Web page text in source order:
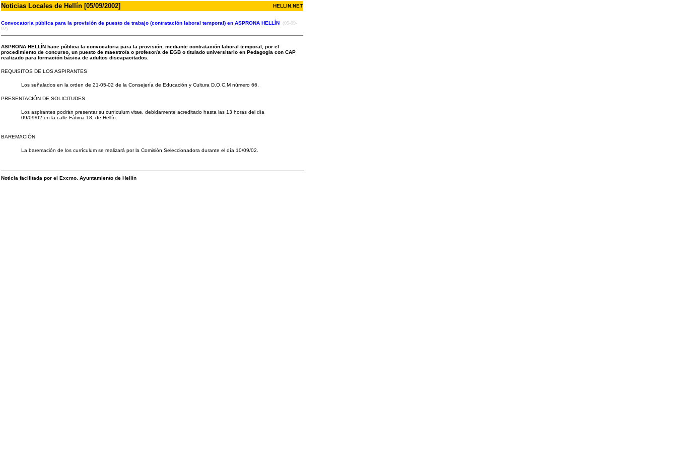
Noticias Locales de Hellín [05/09/2002] HELLIN.NET
Convocatoria pública para la provisión de puesto de trabajo (contratación laboral temporal) en ASPRONA HELLÍN (05-09-
02)
ASPRONA HELLÍN hace pública la convocatoria para la provisión, mediante contratación laboral temporal, por el
procedimiento de concurso, un puesto de maestro/a o profesor/a de EGB o titulado universitario en Pedagogía con CAP
realizado para formación básica de adultos discapacitados.
REQUISITOS DE LOS ASPIRANTES
Los señalados en la orden de 21-05-02 de la Consejería de Educación y Cultura D.O.C.M número 66.
PRESENTACIÓN DE SOLICITUDES
Los aspirantes podrán presentar su currículum vitae, debidamente acreditado hasta las 13 horas del día
09/09/02.en la calle Fátima 18, de Hellín.
BAREMACIÓN
La baremación de los currículum se realizará por la Comisión Seleccionadora durante el día 10/09/02.
Noticia facilitada por el Excmo. Ayuntamiento de Hellín